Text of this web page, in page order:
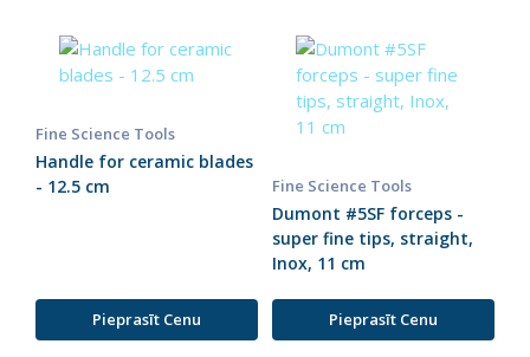
Fine Science Tools
Handle for ceramic blades
- 12.5 cm
Pieprasīt Cenu
Fine Science Tools
Dumont #5SF forceps -
super fine tips, straight,
Inox, 11 cm
Pieprasīt Cenu